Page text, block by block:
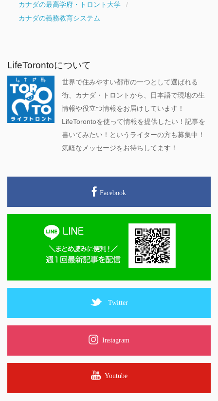
カナダの最高学府・トロント大学
カナダの義務教育システム
LifeTorontoについて
世界で住みやすい都市の一つとして選ばれる
街、カナダ・トロントから、日本語で現地の生
情報や役立つ情報をお届けしています！
LifeTorontoを使って情報を提供したい！記事を
書いてみたい！というライターの方も募集中！
気軽なメッセージをお待ちしてます！
Facebook
Twitter
Instagram
Youtube